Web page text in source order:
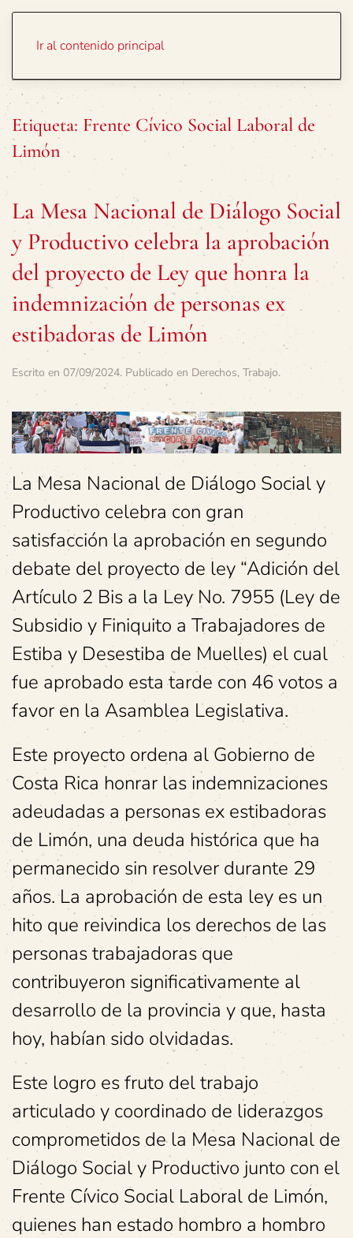
Ir al contenido principal
Etiqueta: Frente Cívico Social Laboral de
Limón
La Mesa Nacional de Diálogo Social
y Productivo celebra la aprobación
del proyecto de Ley que honra la
indemnización de personas ex
estibadoras de Limón
Escrito en 07/09/2024. Publicado en Derechos, Trabajo.
La Mesa Nacional de Diálogo Social y
Productivo celebra con gran
satisfacción la aprobación en segundo
debate del proyecto de ley “Adición del
Artículo 2 Bis a la Ley No. 7955 (Ley de
Subsidio y Finiquito a Trabajadores de
Estiba y Desestiba de Muelles) el cual
fue aprobado esta tarde con 46 votos a
favor en la Asamblea Legislativa.
Este proyecto ordena al Gobierno de
Costa Rica honrar las indemnizaciones
adeudadas a personas ex estibadoras
de Limón, una deuda histórica que ha
permanecido sin resolver durante 29
años. La aprobación de esta ley es un
hito que reivindica los derechos de las
personas trabajadoras que
contribuyeron significativamente al
desarrollo de la provincia y que, hasta
hoy, habían sido olvidadas.
Este logro es fruto del trabajo
articulado y coordinado de liderazgos
comprometidos de la Mesa Nacional de
Diálogo Social y Productivo junto con el
Frente Cívico Social Laboral de Limón,
quienes han estado hombro a hombro